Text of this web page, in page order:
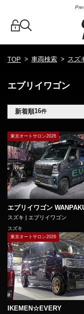
TOP 車両検索 スズ
エブリイワゴン
新着順16件
東京オートサロン2026
エブリイワゴン
スズキ | エブリイワゴン
スズキ
東京オートサロン2026
IKEMEN☆EVERY